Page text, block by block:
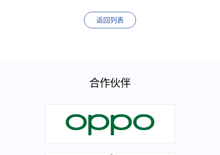
返回列表
合作伙伴